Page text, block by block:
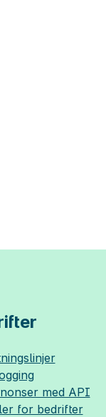
med API
for bedrifter